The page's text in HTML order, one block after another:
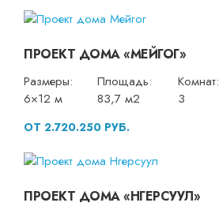
ПРОЕКТ ДОМА «МЕЙГОГ»
Размеры:
6×12 м
Площадь:
83,7 м2
Комнат:
3
ОТ 2.720.250 РУБ.
ПРОЕКТ ДОМА «НГЕРСУУЛ»